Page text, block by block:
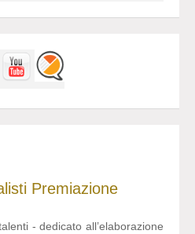
Premiazione
- dedicato all’elaborazione